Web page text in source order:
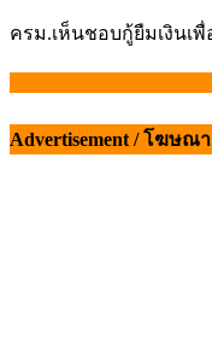
ครม.เห็นชอบกู้ยืมเงินเ
แนะแนว
เรื่อง
Advertisement / โฆษณา